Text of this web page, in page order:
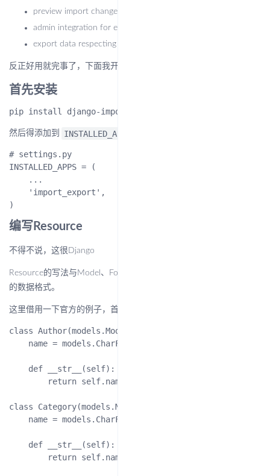
preview import changes
admin integration for exporting
export data respecting admin filters
反正好用就完事了，下面我开始上使用介绍
首先安装
然后得添加到 INSTALLED_APPS
# settings.py
INSTALLED_APPS = (
    ...
    'import_export',
编写Resource
不得不说，这很Django
Resource的写法与Model、Form类似，就是定义你要导入或者导出
的数据格式。
这里借用一下官方的例子，首先上Model代码
class Author(models.Model):
    name = models.CharField(max_length=100)
    def __str__(self):
        return self.name
class Category(models.Model):
    name = models.CharField(max_length=100)
    def __str__(self):
        return self.name